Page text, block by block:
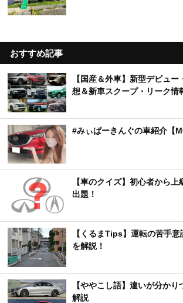
おすすめ記事
【国産＆外車】新型デビュ
想＆新車スクープ・リーク情
#みぃぱーきんぐの車紹介【
【車のクイズ】初心者から上
出題！
【くるまTips】運転の苦手
を解説！
【ややこし語】違いが分か
解説